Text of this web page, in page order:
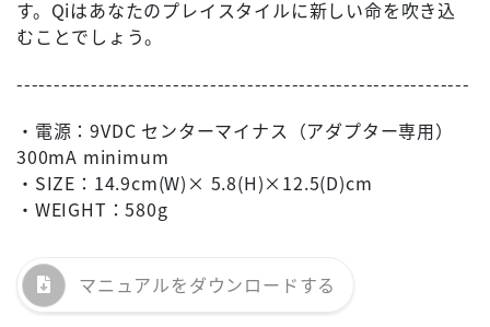
す。Qiはあなたのプレイスタイルに新しい命を吹き込
むことでしょう。
-------------------------------------------------------------
・電源：9VDC センターマイナス（アダプター専用）
300mA minimum
・SIZE：14.9cm(W)× 5.8(H)×12.5(D)cm
・WEIGHT：580g
マニュアルをダウンロードする